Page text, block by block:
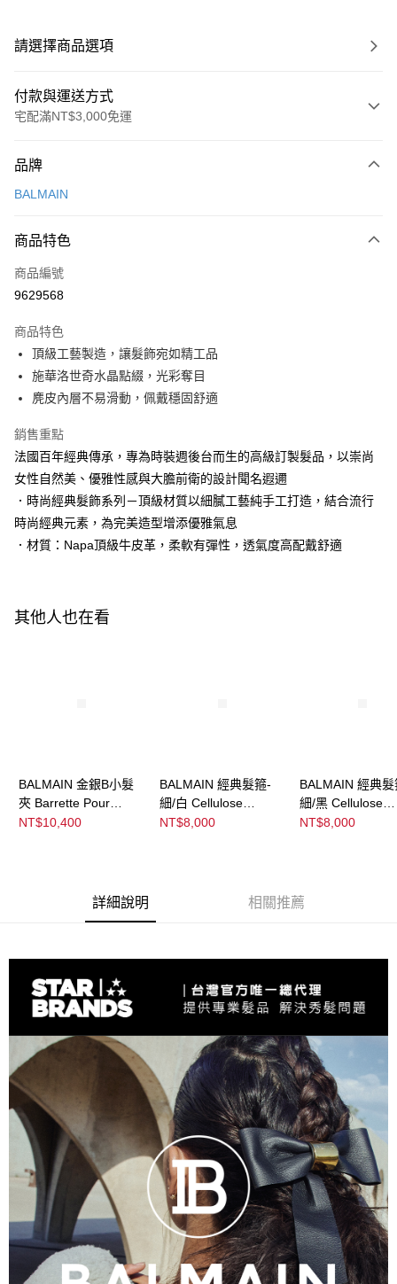
請選擇商品選項
付款與運送方式
宅配滿NT$3,000免運
信用卡一次付款
Apple Pay
街口支付
Google Pay
AFTEE先享後付
相關說明
AFTEE先享後付是「在收到商品之後才付款」的支付方式。 讓您購物簡單
１．簡單：不需註冊會員、不需綁卡、不需儲值。
２．便利：只要手機號碼，簡訊認證，即可結帳。
３．安心：先確認商品／服務後，再付款。
【「AFTEE先享後付」結帳流程】
１．於結帳方式選擇「AFTEE先享後付」後，將跳轉至「AFTEE先享後付」
※ 請注意：結帳手續完成當下不需立刻繳費，但若您需要取消訂單，請聯絡
權轉讓予恩沛科技股份有限公司。
２．關於個人資料處理事宜，請瀏覽以下網址：
https://aftee.tw/terms/#terms3
３．未成年的使用者請事先徵得法定代理人或監護人之同意方可使用
時審查核予不同之上限額度；若仍有額度不足之情形，本公司將視審查結果
請求用戶進行身份認證。
５．嚴禁一人註冊多個帳號或使用他人資訊註冊。若發現惡意使用之情形，
運送方式
宅配
宅配-離島
每筆NT$320，滿NT$3,000(含以上)免運費
品牌
BALMAIN
商品特色
商品編號
9629568
商品特色
頂級工藝製造，讓髮飾宛如精工品
施華洛世奇水晶點綴，光彩奪目
麂皮內層不易滑動，佩戴穩固舒適
銷售重點
法國百年經典傳承，專為時裝週後台而生的高級訂製髮品，以崇尚
女性自然美、優雅性感與大膽前衛的設計聞名遐邇
．時尚經典髮飾系列－頂級材質以細膩工藝純手工打造，結合流行
時尚經典元素，為完美造型增添優雅氣息
．材質：Napa頂級牛皮革，柔軟有彈性，透氣度高配戴舒適
其他人也在看
BALMAIN 金銀B小髮
夾 Barrette Pour
Cheveux Medium
NT$10,400
BALMAIN 經典髮箍-
細/白 Cellulose
Acetate Headband
NT$8,000
BALMAIN 經典
細/黑 Cellulose
Acetate
NT$8,000
詳細說明 相關推薦